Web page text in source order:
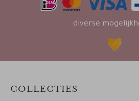
diverse
COLLECTIES